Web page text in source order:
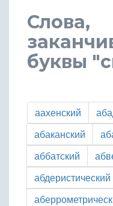
Слова,
буквы
аахенский
абаканский
аббатский
абдеристический